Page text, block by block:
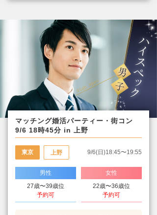
マッチング婚活パーティー・街コン
9/6 18時45分 in 上野
東京 上野 9/6(日)18:45〜19:55
男性
27歳〜39歳位
予約可
女性
22歳〜36歳位
予約可